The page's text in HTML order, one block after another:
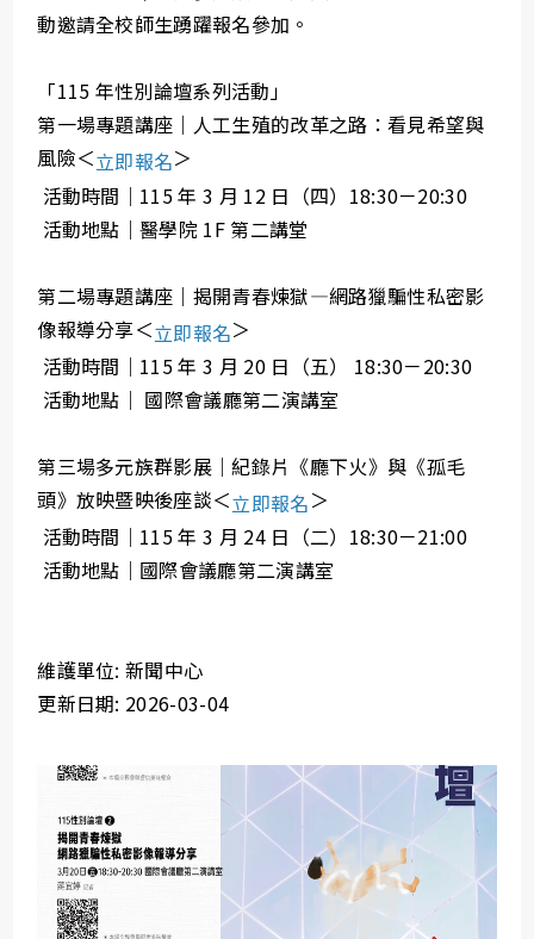
動邀請全校師生踴躍報名參加。
「115 年性別論壇系列活動」
第一場專題講座｜人工生殖的改革之路：看見希望與
風險＜立即報名＞
活動時間｜115 年 3 月 12 日（四）18:30－20:30
活動地點｜醫學院 1F 第二講堂
第二場專題講座｜揭開青春煉獄—網路獵騙性私密影
像報導分享＜立即報名＞
活動時間｜115 年 3 月 20 日（五） 18:30－20:30
活動地點｜ 國際會議廳第二演講室
第三場多元族群影展｜紀錄片《廳下火》與《孤毛
頭》放映暨映後座談＜立即報名＞
活動時間｜115 年 3 月 24 日（二）18:30－21:00
活動地點｜國際會議廳第二演講室
維護單位: 新聞中心
更新日期: 2026-03-04